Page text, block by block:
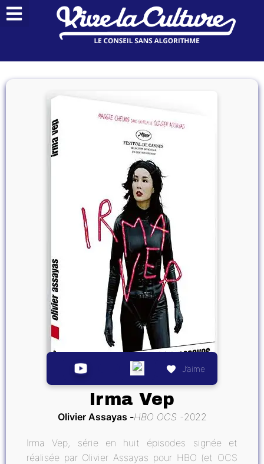
J’aime
Irma Vep
Olivier Assayas HBO OCS 2022
Irma Vep, série en huit épisodes signée et
réalisée par Olivier Assayas pour HBO (et OCS